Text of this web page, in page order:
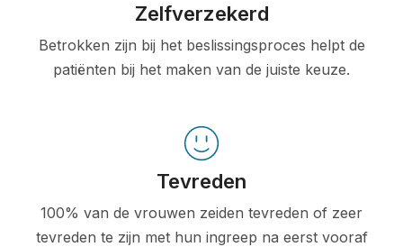
Zelfverzekerd
Betrokken zijn bij het beslissingsproces helpt de
patiënten bij het maken van de juiste keuze.
Tevreden
100% van de vrouwen zeiden tevreden of zeer
tevreden te zijn met hun ingreep na eerst vooraf